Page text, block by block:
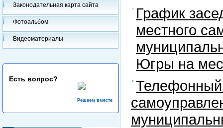
Законодательная карта сайта
Фотоальбом
Видеоматериалы
Есть вопрос?
Решаем вместе
График
местного
Югры на
Телефонный